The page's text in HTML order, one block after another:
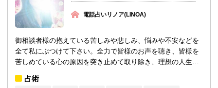
電話占いリノア(LINOA)
御相談者様の抱えている苦しみや悲しみ、悩みや不安などを
全て私にぶつけて下さい。全力で皆様のお声を聴き、皆様を
苦しめている心の原因を突き止めて取り除き、理想の人生を
占術